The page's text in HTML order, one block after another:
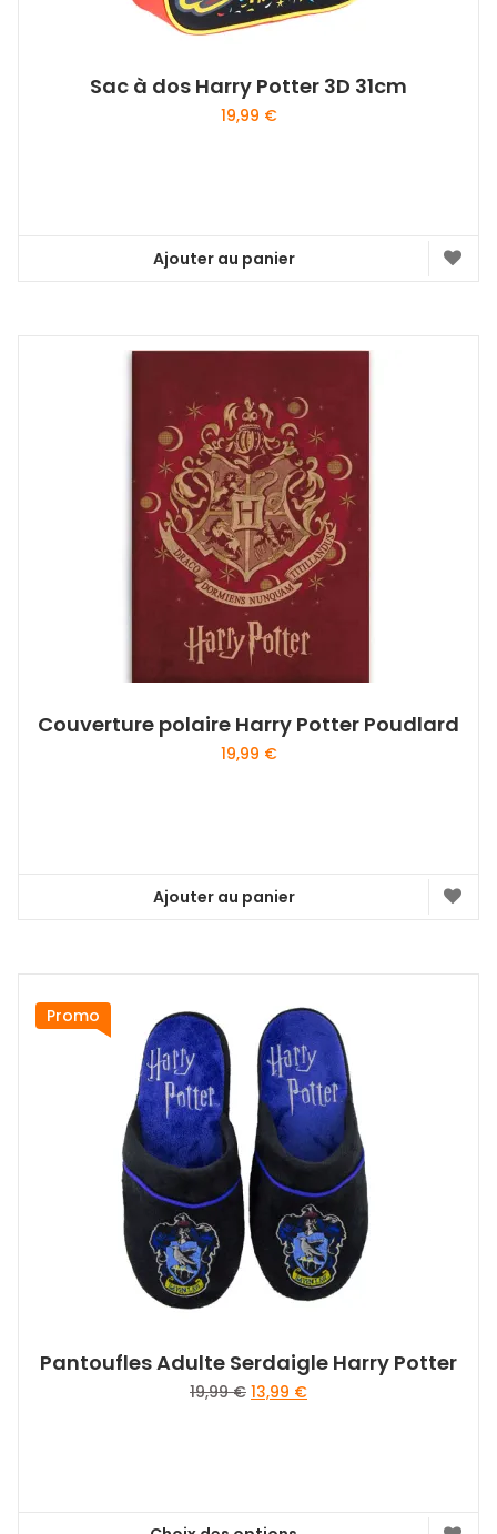
Sac à dos Harry Potter 3D 31cm
19,99 €
Ajouter au panier
Couverture polaire Harry Potter Poudlard
19,99 €
Ajouter au panier
Promo
Pantoufles Adulte Serdaigle Harry Potter
19,99€ Le
13,99 €Le